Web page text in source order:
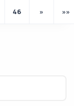
46 » »»